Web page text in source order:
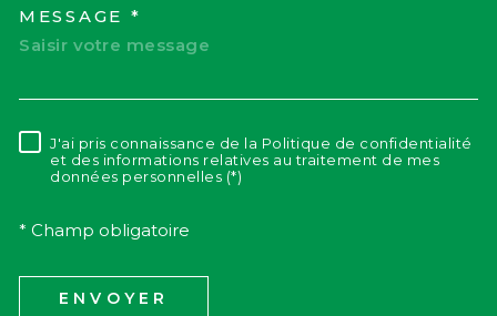
MESSAGE *
RÈGLEMENTATION
J'ai pris connaissance de la Politique de confidentialité
et des informations relatives au traitement de mes
données personnelles (*)
* Champ obligatoire
ENVOYER